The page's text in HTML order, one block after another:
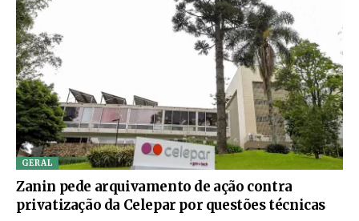
GERAL
Zanin pede arquivamento de ação contra
privatização da Celepar por questões técnicas